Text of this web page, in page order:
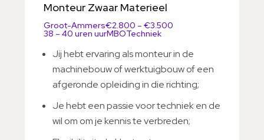
Monteur Zwaar Materieel
Groot-Ammers€2.800 – €3.500
38 – 40 uren uurMBOTechniek
Jij hebt ervaring als monteur in de
machinebouw of werktuigbouw of een
afgeronde opleiding in die richting;
Je hebt een passie voor techniek en de
wil om om je kennis te verbreden;